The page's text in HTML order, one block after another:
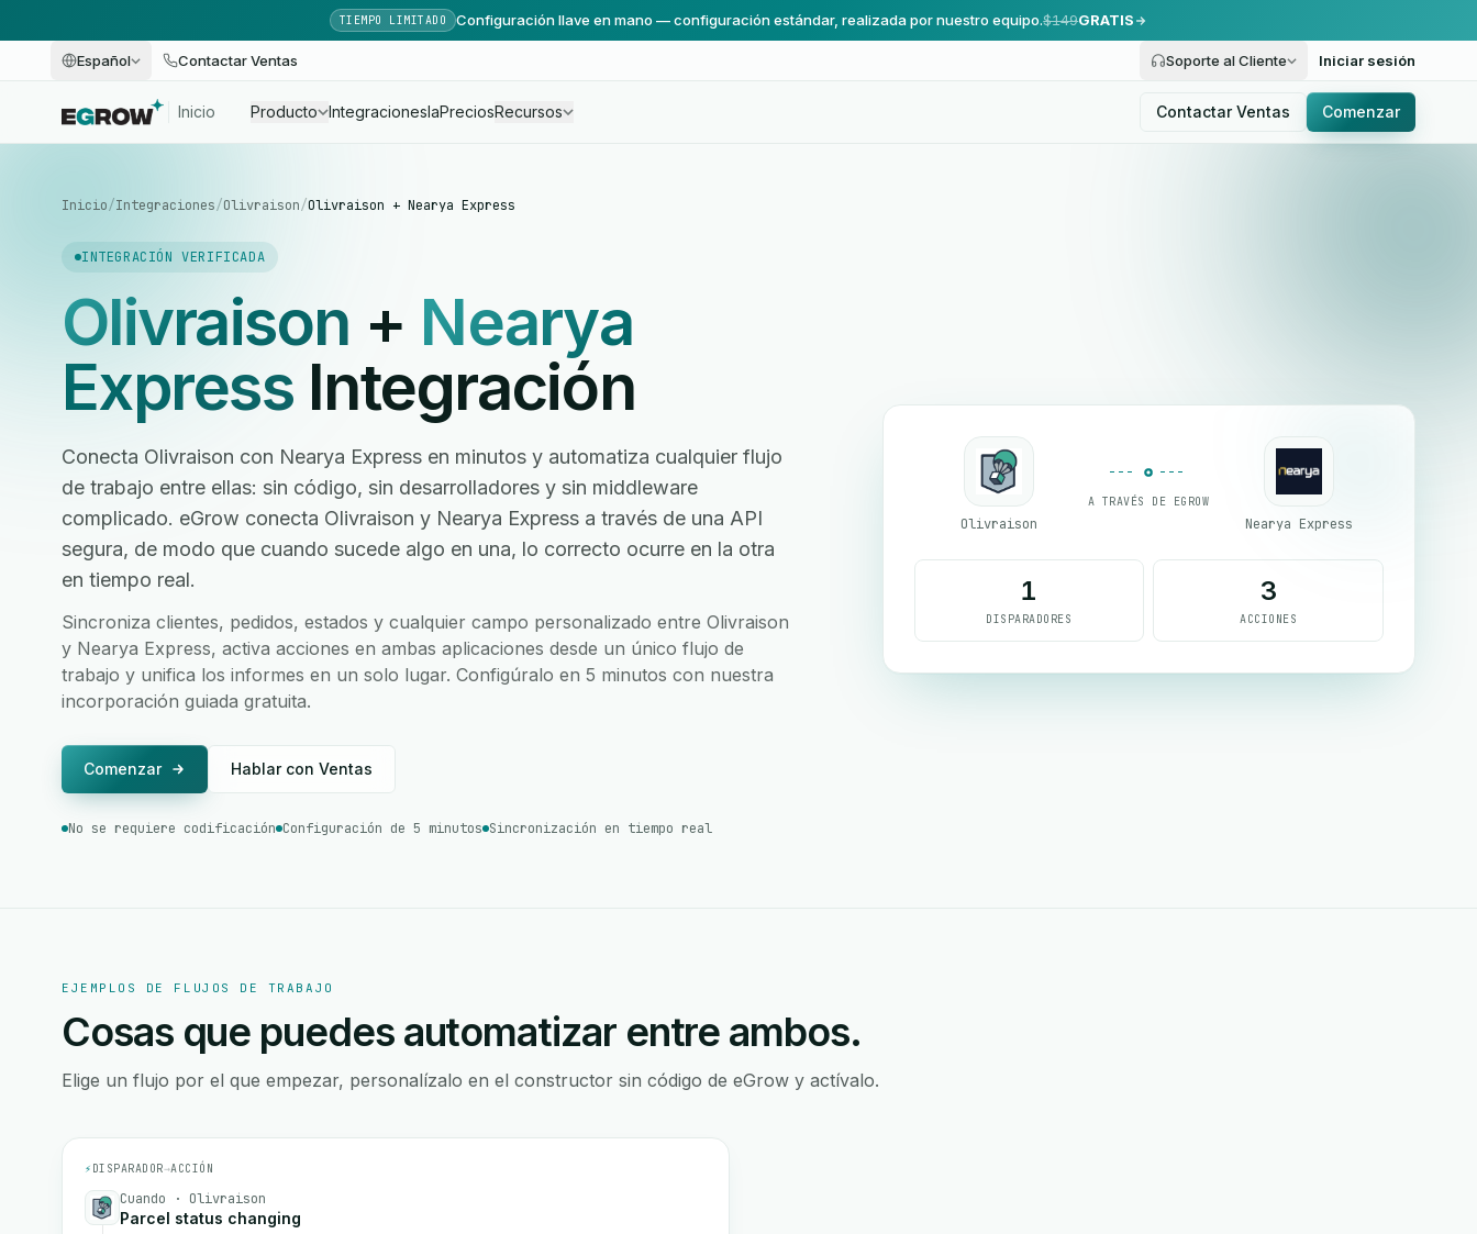
TIEMPO LIMITADO Configuración llave en mano — configuración estándar, realizada por nuestro equipo.$149GRATIS
Español Contactar Ventas Soporte al Cliente Iniciar sesión
Inicio Producto IntegracionesIaPreciosRecursos Contactar Ventas Comenzar
Inicio/Integraciones/Olivraison/Olivraison + Nearya Express
INTEGRACIÓN VERIFICADA
Olivraison + Nearya
ExpressIntegración
Conecta Olivraison con Nearya Express en minutos y automatiza cualquier flujo
de trabajo entre ellas: sin código, sin desarrolladores y sin middleware
complicado. eGrow conecta Olivraison y Nearya Express a través de una API
segura, de modo que cuando sucede algo en una, lo correcto ocurre en la otra
en tiempo real.
Sincroniza clientes, pedidos, estados y cualquier campo personalizado entre Olivraison
y Nearya Express, activa acciones en ambas aplicaciones desde un único flujo de
trabajo y unifica los informes en un solo lugar. Configúralo en 5 minutos con nuestra
incorporación guiada gratuita.
Comenzar Hablar con Ventas
No se requiere codificación Configuración de 5 minutos Sincronización en tiempo real
Olivraison
A TRAVÉS DE EGROW
Nearya Express
1
DISPARADORES
3
ACCIONES
EJEMPLOS DE FLUJOS DE TRABAJO
Cosas que puedes automatizar entre ambos.
Elige un flujo por el que empezar, personalízalo en el constructor sin código de eGrow y actívalo.
⚡ DISPARADOR→ACCIÓN
Cuando · Olivraison
Parcel status changing